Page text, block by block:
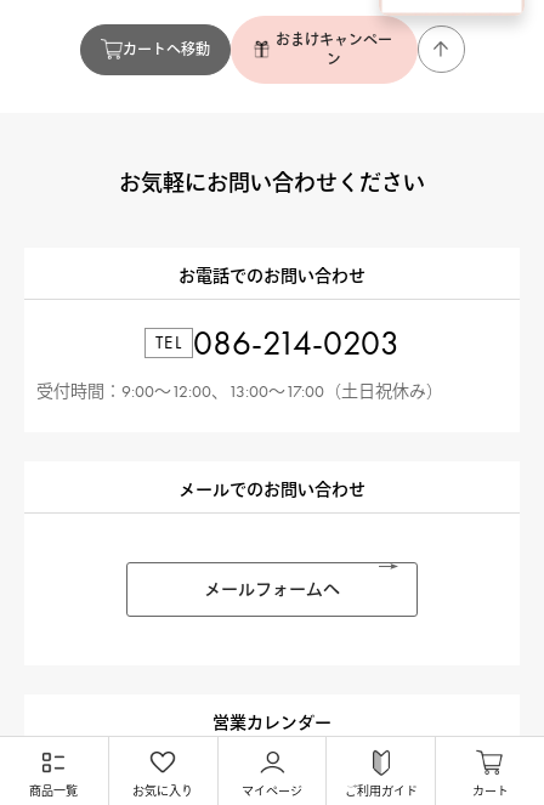
カートへ移動
おまけキャンペー
ン
お気軽にお問い合わせください
お電話でのお問い合わせ
TEL 086-214-0203
受付時間：9:00〜12:00、13:00〜17:00（土日祝休み）
メールでのお問い合わせ
メールフォームへ
営業カレンダー
2026 S M W T S
商品一覧 お気に入り マイページ ご利用ガイド カート